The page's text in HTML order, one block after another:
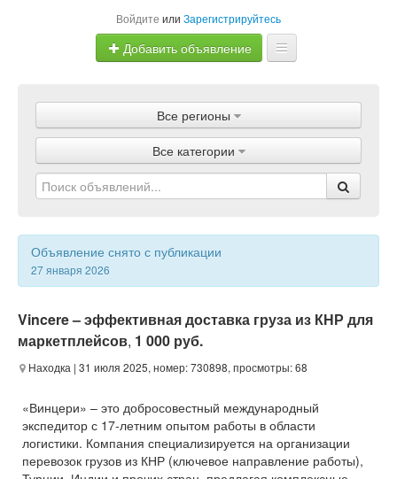
Войдите или Зарегистрируйтесь
Добавить объявление
Объявления
Магазины
Услуги
Статьи
Все регионы
Все категории
Объявление снято с публикации
27 января 2026
Vincere – эффективная доставка груза из КНР для
маркетплейсов, 1 000 руб.
Находка | 31 июля 2025, номер: 730898, просмотры: 68
«Винцери» – это добросовестный международный
экспедитор с 17-летним опытом работы в области
логистики. Компания специализируется на организации
перевозок грузов из КНР (ключевое направление работы),